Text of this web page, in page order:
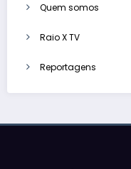
Quem somos
Raio X TV
Reportagens